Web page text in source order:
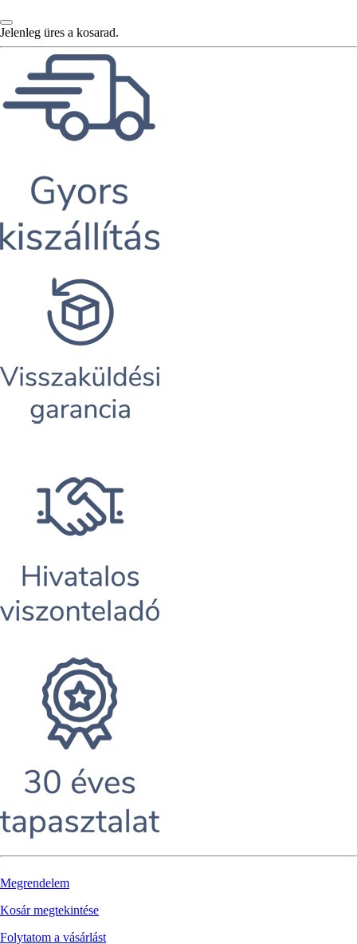
Jelenleg üres a kosarad.
Megrendelem
Kosár megtekintése
Folytatom a vásárlást